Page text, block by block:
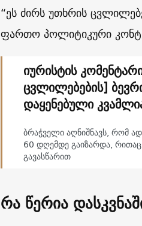
“ეს ძირს უთხრის
ფართო პოლიტიკური
იურისტის
ცვლილებების]
დაყენებული
ბრაჭველი აღნიშნავს, რომ
60 დღემდე გაიზარდა,
გავასწარით
რა წერია